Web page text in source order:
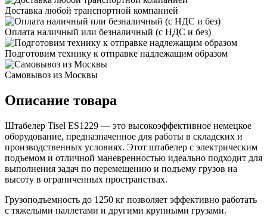
Доставка любой транспортной компанией
Оплата наличный или безналичный (с НДС и без)
Подготовим технику к отправке надлежащим образом
Самовывоз из Москвы
Описание товара
Штабелер Tisel ES1229 — это высокоэффективное немецкое
оборудование, предназначенное для работы в складских и
производственных условиях. Этот штабелер с электрическим
подъемом и отличной маневренностью идеально подходит для
выполнения задач по перемещению и подъему грузов на
высоту в ограниченных пространствах.
Грузоподъемность до 1250 кг позволяет эффективно работать
с тяжелыми паллетами и другими крупными грузами.